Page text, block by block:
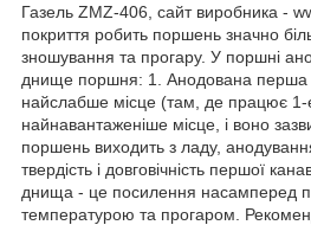
Газель ZMZ-406, сайт виробника -
покриття робить поршень значно
зношування та прогару. У поршні
днище поршня: 1. Анодована перша
найслабше місце (там, де працює 1-
найнавантаженіше місце, і воно
поршень виходить з ладу,
твердість і довговічність першої
днища - це посилення насамперед
температурою та прогаром.